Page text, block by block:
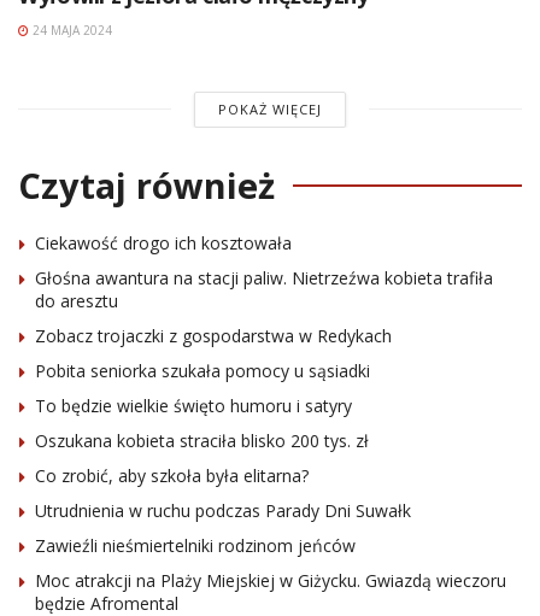
24 MAJA 2024
POKAŻ WIĘCEJ
Czytaj również
Ciekawość drogo ich kosztowała
Głośna awantura na stacji paliw. Nietrzeźwa kobieta trafiła
do aresztu
Zobacz trojaczki z gospodarstwa w Redykach
Pobita seniorka szukała pomocy u sąsiadki
To będzie wielkie święto humoru i satyry
Oszukana kobieta straciła blisko 200 tys. zł
Co zrobić, aby szkoła była elitarna?
Utrudnienia w ruchu podczas Parady Dni Suwałk
Zawieźli nieśmiertelniki rodzinom jeńców
Moc atrakcji na Plaży Miejskiej w Giżycku. Gwiazdą wieczoru
będzie Afromental